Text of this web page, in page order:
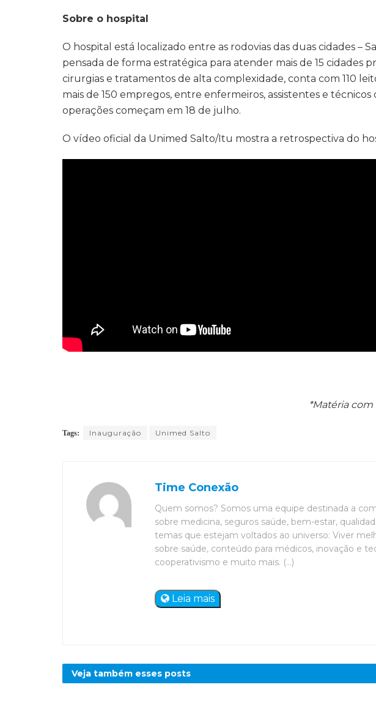
Sobre o hospital
O hospital está localizado entre as rodovias das duas cidades –
pensada de forma estratégica para atender mais de 15 cidades
cirurgias e tratamentos de alta complexidade, conta com 110
mais de 150 empregos, entre enfermeiros, assistentes e
operações começam em 18 de julho.
O vídeo oficial da Unimed Salto/Itu mostra a retrospectiva do
*Matéria
Tags: Inauguração Unimed Salto
Time Conexão
Quem somos? Somos uma equipe destinada a
sobre medicina, seguros saúde, bem-estar,
temas que estejam voltados ao universo: Viver
sobre saúde, conteúdo para médicos, inovação e
cooperativismo e muito mais. (...)
Leia mais
Veja também esses posts